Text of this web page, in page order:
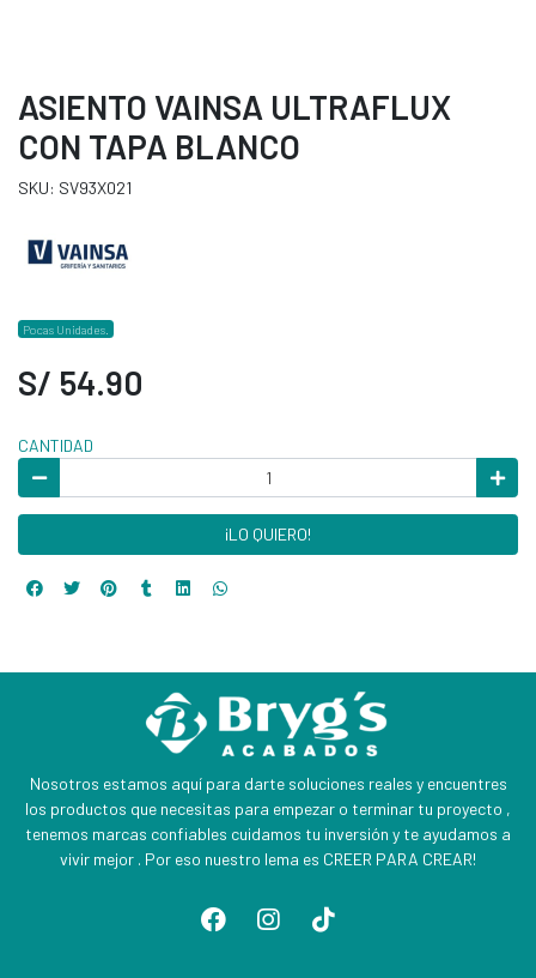
ASIENTO VAINSA ULTRAFLUX
CON TAPA BLANCO
SKU: SV93X021
Pocas Unidades.
S/ 54.90
CANTIDAD
¡LO QUIERO!
Nosotros estamos aquí para darte soluciones reales y encuentres
los productos que necesitas para empezar o terminar tu proyecto ,
tenemos marcas confiables cuidamos tu inversión y te ayudamos a
vivir mejor . Por eso nuestro lema es CREER PARA CREAR!